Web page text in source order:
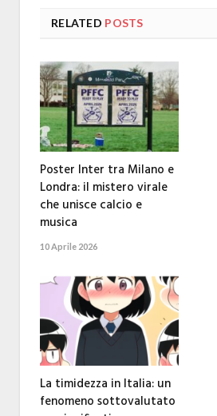
RELATED POSTS
Poster Inter tra Milano e
Londra: il mistero virale
che unisce calcio e
musica
10 Aprile 2026
La timidezza in Italia: un
fenomeno sottovalutato